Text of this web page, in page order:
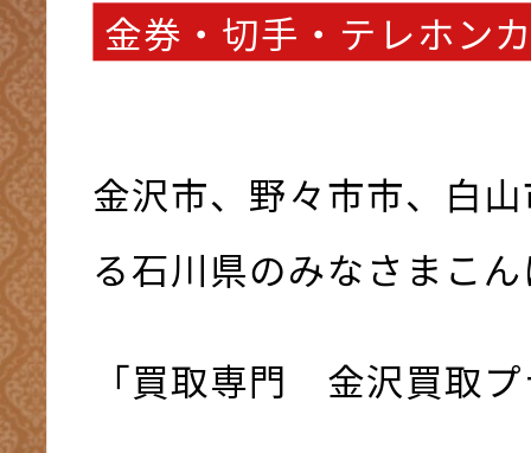
金券・切手・テレホン
金沢市、野々市市、白
る石川県のみなさまこ
「買取専門 金沢買取